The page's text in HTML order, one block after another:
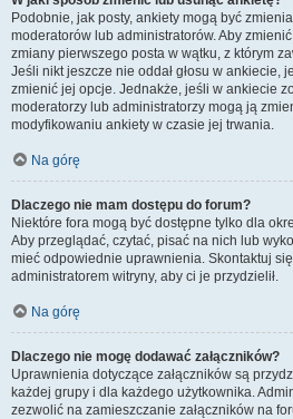
Podobnie, jak posty, ankiety mogą być
moderatorów lub administratorów. Aby
zmiany pierwszego posta w wątku, z którym
Jeśli nikt jeszcze nie oddał głosu w ankiecie,
zmienić jej opcje. Jednakże, jeśli w ankiecie
moderatorzy lub administratorzy mogą ją
modyfikowaniu ankiety w czasie jej trwania.
Na górę
Dlaczego nie mam dostępu do forum?
Niektóre fora mogą być dostępne tylko dla
Aby przeglądać, czytać, pisać na nich lub
mieć odpowiednie uprawnienia. Skontaktuj
administratorem witryny, aby ci je przydzielił.
Na górę
Dlaczego nie mogę dodawać załączników?
Uprawnienia dotyczące załączników są
każdej grupy i dla każdego użytkownika.
zezwolić na zamieszczanie załączników na